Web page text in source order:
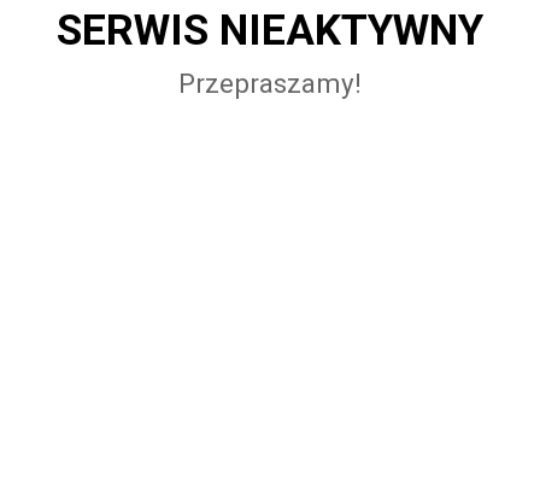
SERWIS NIEAKTYWNY
Przepraszamy!